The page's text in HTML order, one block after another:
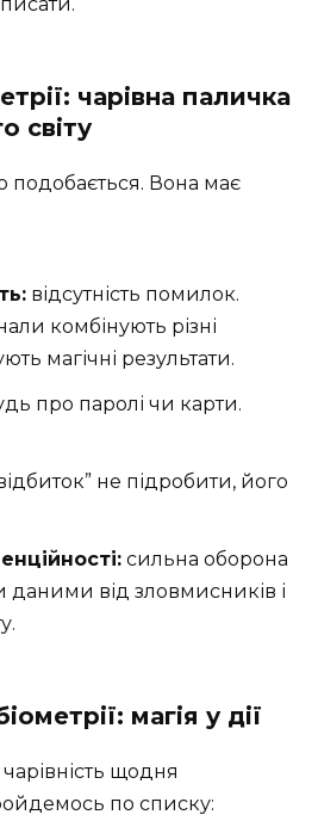
чарівна паличка
світу
подобається. Вона має
відсутність помилок.
комбінують різні
магічні результати.
про паролі чи карти.
не підробити, його
сильна оборона
від зловмисників і
магія у дії
щодня
по списку: